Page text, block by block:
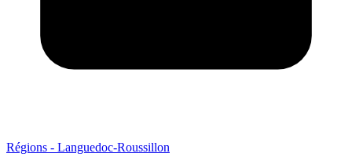
Régions - Languedoc-Roussillon